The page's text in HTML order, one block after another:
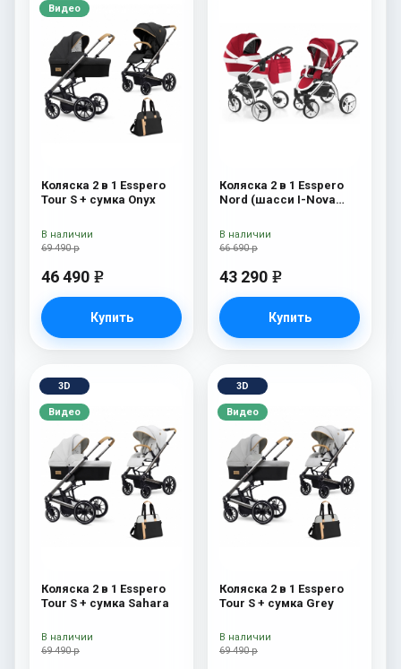
Видео
Коляска 2 в 1 Esspero
Tour S + сумка Onyx
69 490 р
46 490 e
Купить
В наличии
Коляска 2 в 1 Esspero
Nord (шасси I-Nova
66 690 р
43 290 e
Купить
В наличии
3D
Видео
Коляска 2 в 1 Esspero
Tour S + сумка Sahara
69 490 р
В наличии
3D
Видео
Коляска 2 в 1 Esspero
Tour S + сумка Grey
69 490 р
В наличии